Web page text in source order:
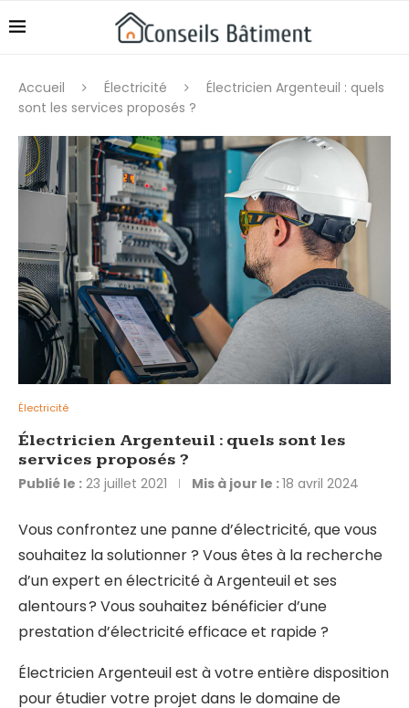
Accueil Électricité
Électricien Argenteuil : quels
sont les services proposés ?
Électricité
Électricien Argenteuil : quels sont les
services proposés ?
Publié le : 23 juillet 2021 Mis à jour le :18 avril 2024
Vous confrontez une panne d’électricité, que vous
souhaitez la solutionner ? Vous êtes à la recherche
d’un expert en électricité à Argenteuil et ses
alentours ? Vous souhaitez bénéficier d’une
prestation d’électricité efficace et rapide ?
Électricien Argenteuil est à votre entière disposition
pour étudier votre projet dans le domaine de